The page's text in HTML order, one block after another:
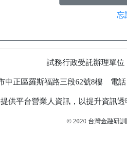
忘
試務行政受託辦理單
中正區羅斯福路三段62號8樓 電
供平台營業人資訊，以提升資訊
© 2020 台灣金融研訓